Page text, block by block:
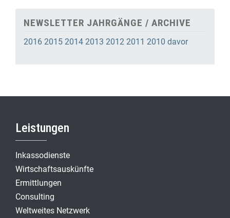
NEWSLETTER JAHRGÄNGE / ARCHIVE
2016 2015 2014 2013 2012 2011 2010 davor
Leistungen
Inkassodienste
Wirtschaftsauskünfte
Ermittlungen
Consulting
Weltweites Netzwerk